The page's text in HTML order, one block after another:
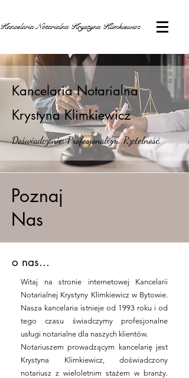
Kancelaria Notarialna Krystyna Klimkiewicz
Kancelaria Notarialna
Krystyna Klimkiewicz
Doświadczenie. Profesjonalizm. Rzetelność.
Poznaj
Nas
o nas...
Witaj na stronie internetowej Kancelarii
Notarialnej Krystyny Klimkiewicz w Bytowie.
Nasza kancelaria istnieje od 1993 roku i od
tego czasu świadczymy profesjonalne
usługi notarialne dla naszych klientów.
Notariuszem prowadzącym kancelarię jest
Krystyna Klimkiewicz, doświadczony
notariusz z wieloletnim stażem w branży.